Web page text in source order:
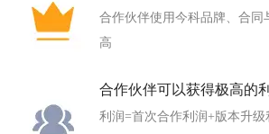
合作伙伴使用今科品牌、合同
高
合作伙伴可以获得极高的
利润=首次合作利润+版本升